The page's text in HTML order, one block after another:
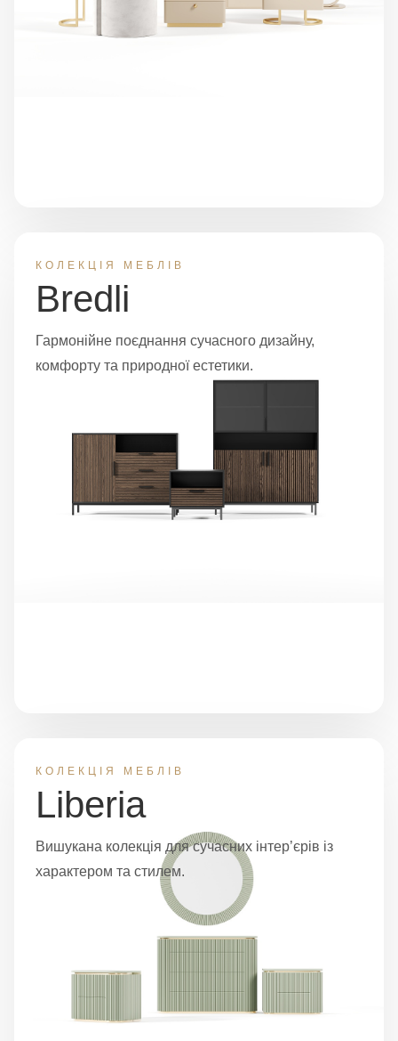
КОЛЕКЦІЯ МЕБЛІВ
Bredli
Гармонійне поєднання сучасного дизайну,
комфорту та природної естетики.
КОЛЕКЦІЯ МЕБЛІВ
Liberia
Вишукана колекція для сучасних інтер’єрів із
характером та стилем.